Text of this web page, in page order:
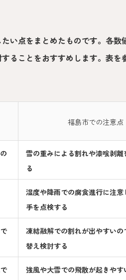
い点をまとめたものです。各数
ることをおすすめします。表を
福島市での注意点
雪の重みによる割れや漆喰剥
る
湿度や降雨での腐食進行に注
手を点検する
凍結融解での割れが出やすいの
替え検討する
強風や大雪での飛散が起きや